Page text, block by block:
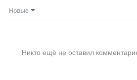
Новые
Никто ещё не оставил